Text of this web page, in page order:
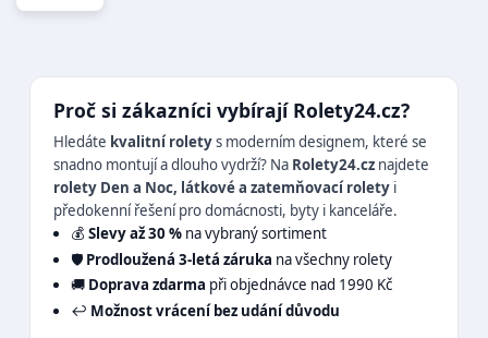
Proč si zákazníci vybírají Rolety24.cz?
Hledáte kvalitní roletys moderním designem, které se
snadno montují a dlouho vydrží? Na Rolety24.cz najdete
rolety Den a Noc, látkové a zatemňovací rolety i
předokenní řešení pro domácnosti, byty i kanceláře.
💰 Slevy až 30 %na vybraný sortiment
🛡️ Prodloužená 3-letá záruka na všechny rolety
🚚 Doprava zdarma při objednávce nad 1990 Kč
↩️ Možnost vrácení bez udání důvodu